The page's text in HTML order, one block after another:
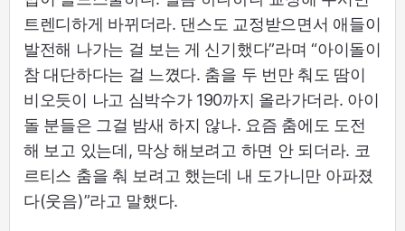
트렌디하게 바뀌더라. 댄스도 교정받으면서 애들이
발전해 나가는 걸 보는 게 신기했다”라며 “아이돌이
참 대단하다는 걸 느꼈다. 춤을 두 번만 춰도 땀이
비오듯이 나고 심박수가 190까지 올라가더라. 아이
돌 분들은 그걸 밤새 하지 않나. 요즘 춤에도 도전
해 보고 있는데, 막상 해보려고 하면 안 되더라. 코
르티스 춤을 춰 보려고 했는데 내 도가니만 아파졌
다(웃음)”라고 말했다.